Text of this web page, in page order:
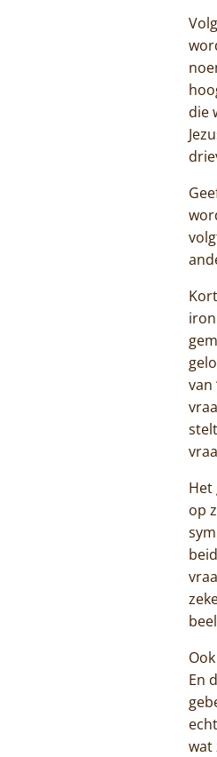
die
van
Het
op
En
wat